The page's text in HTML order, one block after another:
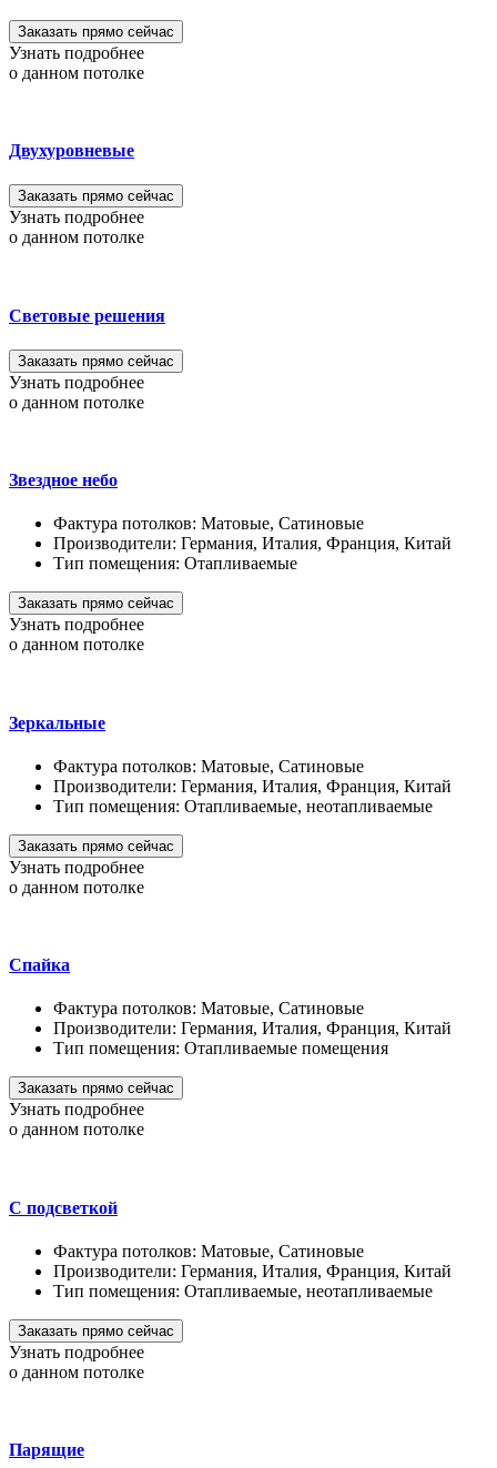
Заказать прямо сейчас
Узнать подробнее
о данном потолке
Двухуровневые
Заказать прямо сейчас
Узнать подробнее
о данном потолке
Световые решения
Заказать прямо сейчас
Узнать подробнее
о данном потолке
Звездное небо
Фактура потолков: Матовые, Сатиновые
Производители: Германия, Италия, Франция, Китай
Тип помещения: Отапливаемые
Заказать прямо сейчас
Узнать подробнее
о данном потолке
Зеркальные
Фактура потолков: Матовые, Сатиновые
Производители: Германия, Италия, Франция, Китай
Тип помещения: Отапливаемые, неотапливаемые
Заказать прямо сейчас
Узнать подробнее
о данном потолке
Спайка
Фактура потолков: Матовые, Сатиновые
Производители: Германия, Италия, Франция, Китай
Тип помещения: Отапливаемые помещения
Заказать прямо сейчас
Узнать подробнее
о данном потолке
С подсветкой
Фактура потолков: Матовые, Сатиновые
Производители: Германия, Италия, Франция, Китай
Тип помещения: Отапливаемые, неотапливаемые
Заказать прямо сейчас
Узнать подробнее
о данном потолке
Парящие